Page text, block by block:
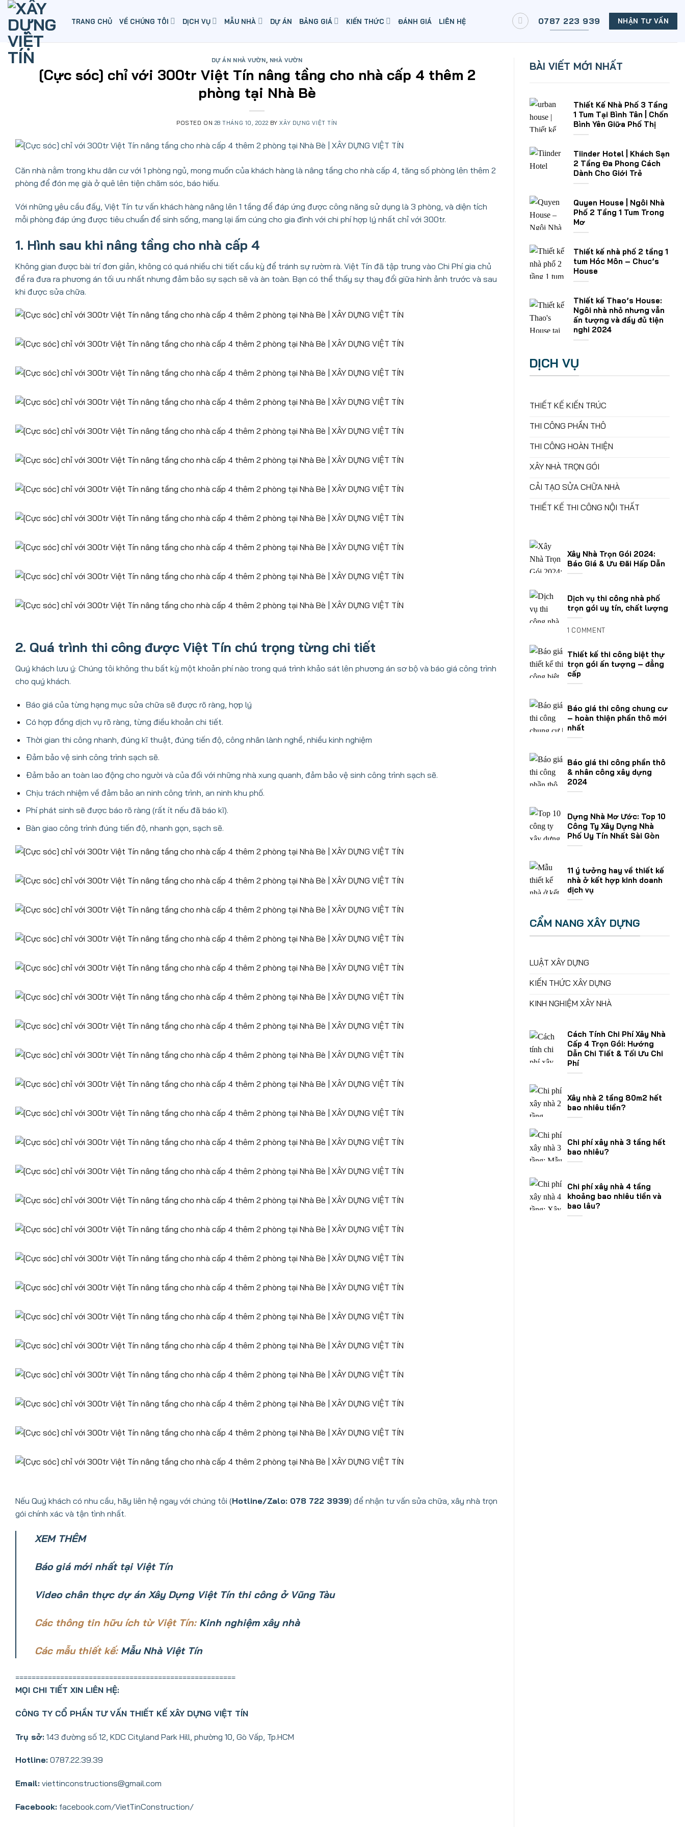
Skip
content
TRANG CHỦ VỀ CHÚNG TÔI DỊCH VỤ MẪU NHÀ DỰ ÁN BẢNG GIÁ KIẾN THỨC ĐÁNH GIÁ LIÊN HỆ 0787 223 939 NHẬN TƯ VẤN
DỰ ÁN NHÀ VƯỜN, NHÀ VƯỜN
[Cực sóc] chỉ với 300tr Việt Tín nâng tầng cho nhà cấp 4 thêm 2
phòng tại Nhà Bè
POSTED ON 28 THÁNG 10, 2022 BYXÂY DỰNG VIỆT TÍN
Căn nhà nằm trong khu dân cư với 1 phòng ngủ, mong muốn của khách hàng là nâng tầng cho nhà cấp 4, tăng số phòng lên thêm 2
phòng để đón mẹ già ở quê lên tiện chăm sóc, báo hiếu.
Với những yêu cầu đấy, Việt Tín tư vấn khách hàng nâng lên 1 tầng để đáp ứng được công năng sử dụng là 3 phòng, và diện tích
mỗi phòng đáp ứng được tiêu chuẩn để sinh sống, mang lại ấm cúng cho gia đình với chi phí hợp lý nhất chỉ với 300tr.
1. Hình sau khi nâng tầng cho nhà cấp 4
Không gian được bài trí đơn giản, không có quá nhiều chi tiết cầu kỳ để tránh sự rườm rà. Việt Tín đã tập trung vào Chi Phí gia chủ
để ra đưa ra phương án tối ưu nhất nhưng đảm bảo sự sạch sẽ và àn toàn. Bạn có thể thấy sự thay đổi giữa hình ảnh trước và sau
khi được sửa chữa.
2. Quá trình thi công được Việt Tín chú trọng từng chi tiết
Quý khách lưu ý: Chúng tôi không thu bất kỳ một khoản phí nào trong quá trình khảo sát lên phương án sơ bộ và báo giá công trình
cho quý khách.
Báo giá của từng hạng mục sửa chữa sẽ được rõ ràng, hợp lý
Có hợp đồng dịch vụ rõ ràng, từng điều khoản chi tiết.
Thời gian thi công nhanh, đúng kĩ thuật, đúng tiến độ, công nhân lành nghề, nhiều kinh nghiệm
Đảm bảo vệ sinh công trình sạch sẽ.
Đảm bảo an toàn lao động cho người và của đối với những nhà xung quanh, đảm bảo vệ sinh công trình sạch sẽ.
Chịu trách nhiệm về đảm bảo an ninh công trình, an ninh khu phố.
Phí phát sinh sẽ được báo rõ ràng (rất ít nếu đã báo kĩ).
Bàn giao công trình đúng tiến độ, nhanh gọn, sạch sẽ.
Nếu Quý khách có nhu cầu, hãy liên hệ ngay với chúng tôi (Hotline/Zalo: 078 722 3939) để nhận tư vấn sửa chữa, xây nhà trọn
gói chính xác và tận tình nhất.
XEM THÊM
Báo giá mới nhất tại Việt Tín
Video chân thực dự án Xây Dựng Việt Tín thi công ở Vũng Tàu
Các thông tin hữu ích từ Việt Tín: Kinh nghiệm xây nhà
Các mẫu thiết kế: Mẫu Nhà Việt Tín
======================================================
MỌI CHI TIẾT XIN LIÊN HỆ:
CÔNG TY CỔ PHẦN TƯ VẤN THIẾT KẾ XÂY DỰNG VIỆT TÍN
Trụ sở: 143 đường số 12, KDC Cityland Park Hill, phường 10, Gò Vấp, Tp.HCM
Hotline: 0787.22.39.39
Email: viettinconstructions@gmail.com
Facebook: facebook.com/VietTinConstruction/
BÀI VIẾT MỚI NHẤT
Thiết Kế Nhà Phố 3 Tầng
1 Tum Tại Bình Tân | Chốn
Bình Yên Giữa Phố Thị
Tiinder Hotel | Khách Sạn
2 Tầng Đa Phong Cách
Dành Cho Giới Trẻ
Quyen House | Ngôi Nhà
Phố 2 Tầng 1 Tum Trong
Mơ
Thiết kế nhà phố 2 tầng 1
tum Hóc Môn – Chuc’s
House
Thiết kế Thao’s House:
Ngôi nhà nhỏ nhưng vẫn
ấn tượng và đầy đủ tiện
nghi 2024
DỊCH VỤ
THIẾT KẾ KIẾN TRÚC
THI CÔNG PHẦN THÔ
THI CÔNG HOÀN THIỆN
XÂY NHÀ TRỌN GÓI
CẢI TẠO SỬA CHỮA NHÀ
THIẾT KẾ THI CÔNG NỘI THẤT
Xây Nhà Trọn Gói 2024:
Báo Giá & Ưu Đãi Hấp Dẫn
Dịch vụ thi công nhà phố
trọn gói uy tín, chất lượng
1 COMMENT
Thiết kế thi công biệt thự
trọn gói ấn tượng – đẳng
cấp
Báo giá thi công chung cư
– hoàn thiện phần thô mới
nhất
Báo giá thi công phần thô
& nhân công xây dựng
2024
Dựng Nhà Mơ Ước: Top 10
Công Ty Xây Dựng Nhà
Phố Uy Tín Nhất Sài Gòn
11 ý tưởng hay về thiết kế
nhà ở kết hợp kinh doanh
dịch vụ
CẨM NANG XÂY DỰNG
LUẬT XÂY DỰNG
KIẾN THỨC XÂY DỰNG
KINH NGHIỆM XÂY NHÀ
Cách Tính Chi Phí Xây Nhà
Cấp 4 Trọn Gói: Hướng
Dẫn Chi Tiết & Tối Ưu Chi
Phí
Xây nhà 2 tầng 80m2 hết
bao nhiêu tiền?
Chi phí xây nhà 3 tầng hết
bao nhiêu?
Chi phí xây nhà 4 tầng
khoảng bao nhiêu tiền và
bao lâu?